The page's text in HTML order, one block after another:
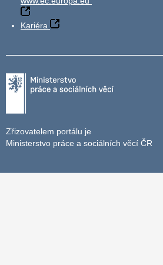
Kariéra
Zřizovatelem portálu je
Ministerstvo práce a sociálních věcí ČR